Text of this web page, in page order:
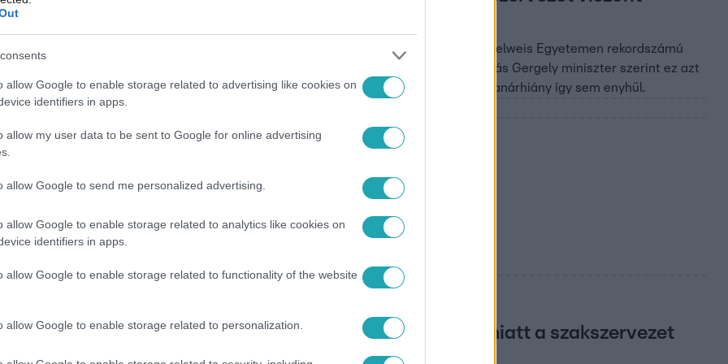
allow Google to enable storage related to advertising like cookies on
identifiers in apps.
allow my user data to be sent to Google for online advertising
allow Google to send me personalized advertising.
allow Google to enable storage related to analytics like cookies on
identifiers in apps.
allow Google to enable storage related to functionality of the website
allow Google to enable storage related to personalization.
fel a felsőoktatásba idén, mint az elmúlt tíz évben bármikor. Az ELTE-n és a Semmelweis Egyetemen rekordszámú
kezdhet tanulni szeptembertől. A pedagógusképzésekre is sokan jelentkeztek. Gulyás Gergely miniszter szerint ez azt
utánpótlás biztosított. A Pedagógusok Szakszervezeténél azt mondják, a tanárhiány így sem enyhül.
a kétezer pedagógus felmondására: van 1 989
álló pedagógus
mint kétezer pedagógus mondott fel a státusztörvény miatt a szakszervezet